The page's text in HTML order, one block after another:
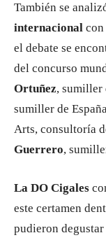
También se
internacional con
el debate se
del concurso
Ortuñez, sumiller
sumiller de
Arts, consultoría
Guerrero,
La DO Cigales
este certamen
pudieron degustar